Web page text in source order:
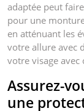
adaptée peut
pour une
en atténuant les
votre allure avec
votre visage avec
Assurez-
une